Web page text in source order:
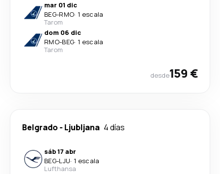
mar 01 dic
BEG-RMO· 1 escala
Tarom
dom 06 dic
RMO-BEG· 1 escala
Tarom
desde159 €
Belgrado - Ljubljana 4 días
sáb 17 abr
BEG-LJU· 1 escala
Lufthansa